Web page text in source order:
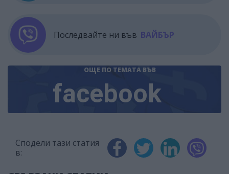
Последвайте ни във ВАЙБЪР
ОЩЕ ПО ТЕМАТА ВЪВ
facebook
Сподели тази статия
в: